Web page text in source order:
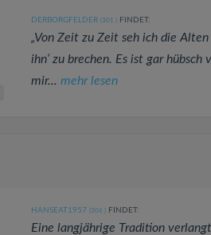
DERBORGFELDER (301 )FINDET:
„Von Zeit zu Zeit seh ich die
ihn‘ zu brechen. Es ist gar hübsch
mir... mehr lesen
HANSEAT1957 (306 )FINDET:
Eine langjährige Tradition